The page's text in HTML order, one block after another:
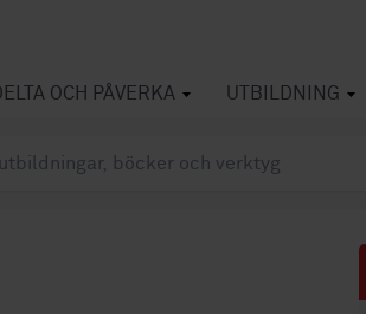
DELTA OCH PÅVERKA UTBILDNING